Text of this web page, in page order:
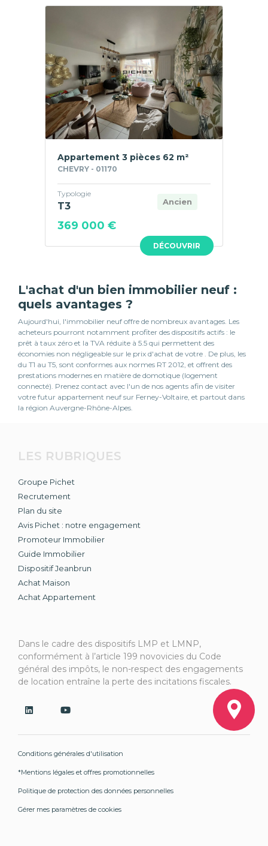
DÉCOUVRIR
Appartement 3 pièces 62 m²
CHEVRY - 01170
Ancien
Typologie
T3
369 000 €
L'achat d'un bien immobilier neuf :
quels avantages ?
Aujourd'hui, l'immobilier neuf offre de nombreux avantages. Les
acheteurs pourront notamment profiter des dispositifs actifs : le
prêt à taux zéro et la TVA réduite à 5.5 qui permettent des
économies non négligeable sur le prix d'achat de votre . De plus, les
du T1 au T5, sont conformes aux normes RT 2012, et offrent des
prestations modernes en matière de domotique (logement
connecté). Prenez contact avec l'un de nos agents afin de visiter
votre futur appartement neuf sur Ferney-Voltaire, et partout dans
la région Auvergne-Rhône-Alpes.
LES RUBRIQUES
Groupe Pichet
Recrutement
Plan du site
Avis Pichet : notre engagement
Promoteur Immobilier
Guide Immobilier
Dispositif Jeanbrun
Achat Maison
Achat Appartement
Dans le cadre des dispositifs LMP et LMNP,
conformément à l’article 199 novovicies du Code
général des impôts, le non-respect des engagements
de location entraîne la perte des incitations fiscales.
Conditions générales d'utilisation
*Mentions légales et offres promotionnelles
Politique de protection des données personnelles
Gérer mes paramètres de cookies